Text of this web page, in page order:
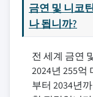
금연 및 니코
나 됩니까?
전 세계 금연
2024년 255억
부터 2034년